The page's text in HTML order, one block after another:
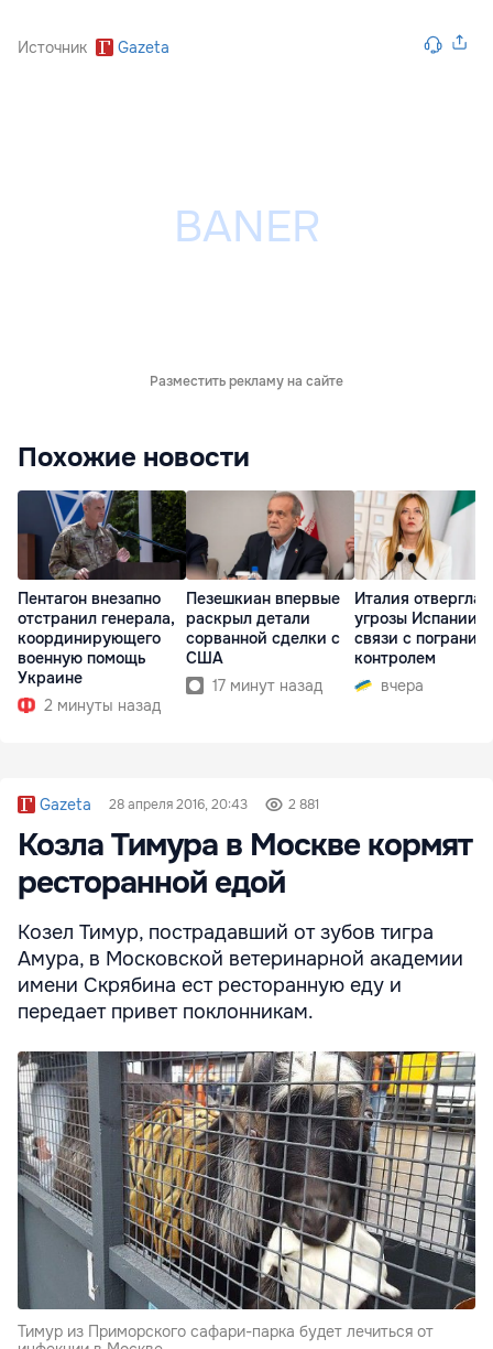
Источник Gazeta
Разместить рекламу на сайте
Похожие новости
Пентагон внезапно
отстранил генерала,
координирующего
военную помощь
Украине
2 минуты назад
Пезешкиан впервые
раскрыл детали
сорванной сделки с
США
17 минут назад
Италия отвергла
угрозы Испании в
связи с
контролем
вчера
Gazeta 28 апреля 2016, 20:43 2 881
Козла Тимура в Москве кормят
ресторанной едой
Козел Тимур, пострадавший от зубов тигра
Амура, в Московской ветеринарной академии
имени Скрябина ест ресторанную еду и
передает привет поклонникам.
Тимур из Приморского сафари-парка будет лечиться от